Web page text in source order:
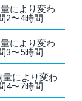
により変わ
2〜4時間
により変わ
3〜5時間
量により変わ
4〜7時間